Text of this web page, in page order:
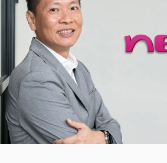
主題企劃
YouTube 影音專區